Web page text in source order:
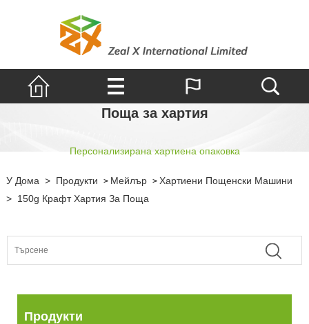
Поща за хартия
Персонализирана хартиена опаковка
У Дома > Продукти > Мейлър > Хартиени Пощенски Машини
> 150g Крафт Хартия За Поща
Продукти